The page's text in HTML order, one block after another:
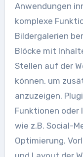
Anwendungen
komplexe
Bildergalerien
Blöcke mit
Stellen auf der
können, um
anzuzeigen.
Funktionen oder
wie z.B. Social-
Optimierung.